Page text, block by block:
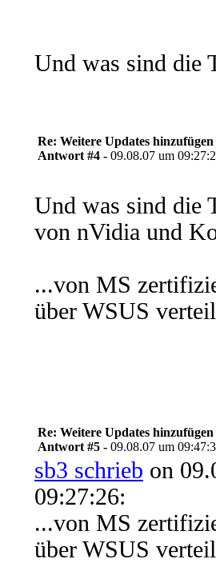
Und was sind die
Re: Weitere Updates hinzufügen
Antwort #4 - 09.08.07 um
Und was sind die
von nVidia und
...von MS
über WSUS
Re: Weitere Updates hinzufügen
Antwort #5 - 09.08.07 um
sb3 schrieb on
09:27:26:
...von MS
über WSUS